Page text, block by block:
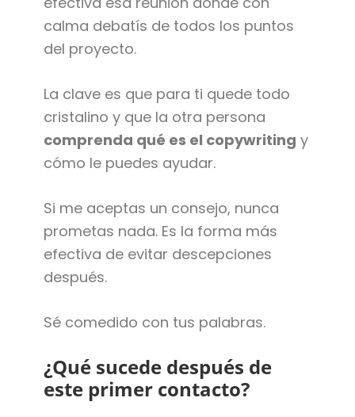
calma debatís de todos los puntos
del proyecto.
La clave es que para ti quede todo
cristalino y que la otra persona
comprenda qué es el copywriting y
cómo le puedes ayudar.
Si me aceptas un consejo, nunca
prometas nada. Es la forma más
efectiva de evitar descepciones
después.
Sé comedido con tus palabras.
¿Qué sucede después de
este primer contacto?